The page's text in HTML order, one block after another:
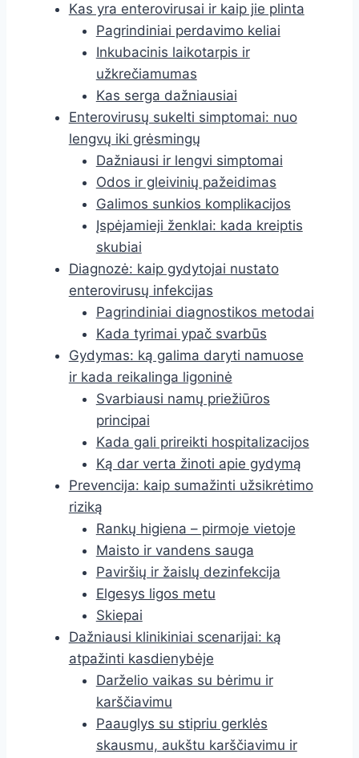
Kas yra enterovirusai ir kaip jie plinta
Pagrindiniai perdavimo keliai
Inkubacinis laikotarpis ir
užkrečiamumas
Kas serga dažniausiai
Enterovirusų sukelti simptomai: nuo
lengvų iki grėsmingų
Dažniausi ir lengvi simptomai
Odos ir gleivinių pažeidimas
Galimos sunkios komplikacijos
Įspėjamieji ženklai: kada kreiptis
skubiai
Diagnozė: kaip gydytojai nustato
enterovirusų infekcijas
Pagrindiniai diagnostikos metodai
Kada tyrimai ypač svarbūs
Gydymas: ką galima daryti namuose
ir kada reikalinga ligoninė
Svarbiausi namų priežiūros
principai
Kada gali prireikti hospitalizacijos
Ką dar verta žinoti apie gydymą
Prevencija: kaip sumažinti užsikrėtimo
riziką
Rankų higiena – pirmoje vietoje
Maisto ir vandens sauga
Paviršių ir žaislų dezinfekcija
Elgesys ligos metu
Skiepai
Dažniausi klinikiniai scenarijai: ką
atpažinti kasdienybėje
Darželio vaikas su bėrimu ir
karščiavimu
Paauglys su stipriu gerklės
skausmu, aukštu karščiavimu ir